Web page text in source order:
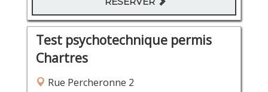
Test psychotechnique permis
Chartres
Rue Percheronne 2